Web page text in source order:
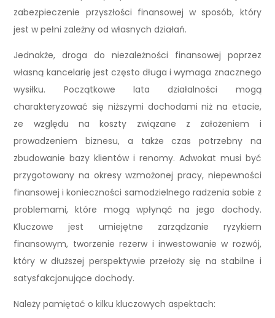
zabezpieczenie przyszłości finansowej w sposób, który
jest w pełni zależny od własnych działań.
Jednakże, droga do niezależności finansowej poprzez
własną kancelarię jest często długa i wymaga znacznego
wysiłku. Początkowe lata działalności mogą
charakteryzować się niższymi dochodami niż na etacie,
ze względu na koszty związane z założeniem i
prowadzeniem biznesu, a także czas potrzebny na
zbudowanie bazy klientów i renomy. Adwokat musi być
przygotowany na okresy wzmożonej pracy, niepewności
finansowej i konieczności samodzielnego radzenia sobie z
problemami, które mogą wpłynąć na jego dochody.
Kluczowe jest umiejętne zarządzanie ryzykiem
finansowym, tworzenie rezerw i inwestowanie w rozwój,
który w dłuższej perspektywie przełoży się na stabilne i
satysfakcjonujące dochody.
Należy pamiętać o kilku kluczowych aspektach: